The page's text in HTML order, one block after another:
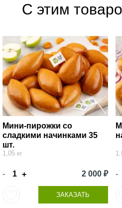
С этим
Мини-пирожки со
сладкими начинками 35
шт.
1,05 кг
- + 2 000 ₽
ЗАКАЗАТЬ
-